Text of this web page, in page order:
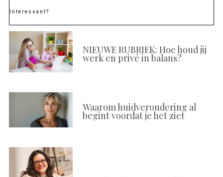
Interessant?
NIEUWE RUBRIEK: Hoe houd jij
werk en privé in balans?
Waarom huidveroudering al
begint voordat je het ziet